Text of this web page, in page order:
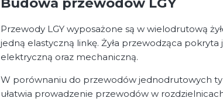
Przewody LGY wyposażone są w wielodrutową
jedną elastyczną linkę. Żyła przewodząca
elektryczną oraz mechaniczną.
W porównaniu do przewodów jednodrutowych
ułatwia prowadzenie przewodów w